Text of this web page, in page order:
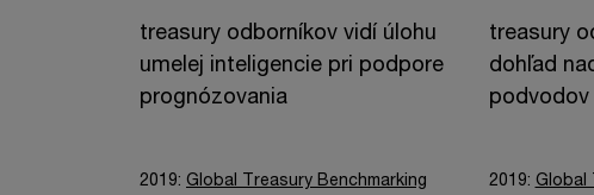
treasury odborníkov vidí úlohu
umelej inteligencie pri podpore
prognózovania
2019: Global Treasury Benchmarking
treasury
dohľad
podvodov
2019: Global